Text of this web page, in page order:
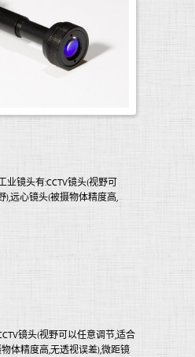
镜头有:CCTV镜头(视野可
),远心镜头(被摄物体精度高,
镜头(视野可以任意调节,适合
体精度高,无透视误差),微距镜